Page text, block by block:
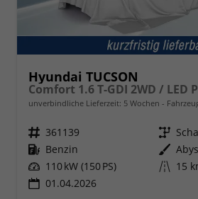
Hyundai TUCSON
unverbindliche Lieferzeit: 5 Wochen
Fahrzeugnr. 361139 Getriebe
Kraftstoff Benzin Außenfarbe
Leistung 110 kW (150 PS) Kilometerstand 15
01.04.2026